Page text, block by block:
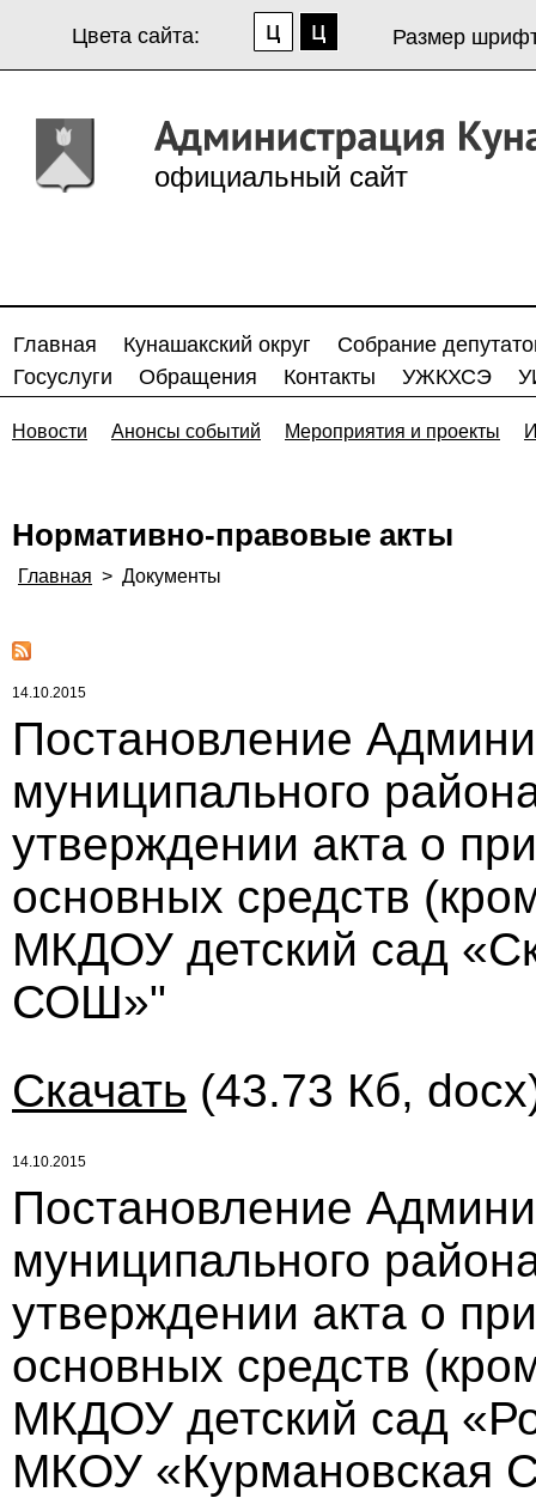
Цвета сайта: Размер
официальный сайт
Главная Кунашакский округ
Собрание
Госуслуги
Обращения Контакты УЖКХСЭ
Новости Анонсы событий Мероприятия и проекты
Нормативно-правовые акты
Главная > Документы
14.10.2015
Постановление
муниципального
утверждении акта о
основных средств
МКДОУ детский сад
СОШ»"
Скачать (43.73 Кб,
14.10.2015
Постановление
муниципального
утверждении акта о
основных средств
МКДОУ детский сад
МКОУ «Курмановская